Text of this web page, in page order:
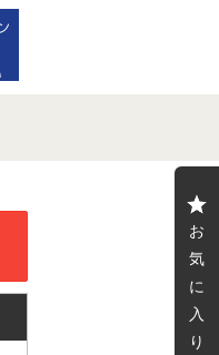
お
気
に
入
り